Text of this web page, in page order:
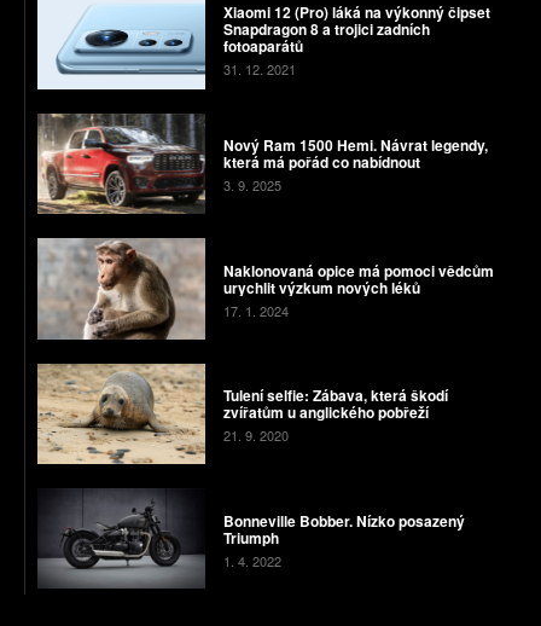
Xiaomi 12 (Pro) láká na výkonný čipset
Snapdragon 8 a trojici zadních
fotoaparátů
31. 12. 2021
Nový Ram 1500 Hemi. Návrat legendy,
která má pořád co nabídnout
3. 9. 2025
Naklonovaná opice má pomoci vědcům
urychlit výzkum nových léků
17. 1. 2024
Tulení selfie: Zábava, která škodí
zvířatům u anglického pobřeží
21. 9. 2020
Bonneville Bobber. Nízko posazený
Triumph
1. 4. 2022